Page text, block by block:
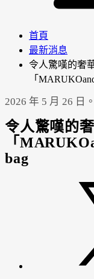
首頁
最新消息
令人驚嘆的奢
「
2026 年 5 月 26 日。
令人驚嘆的
「
bag